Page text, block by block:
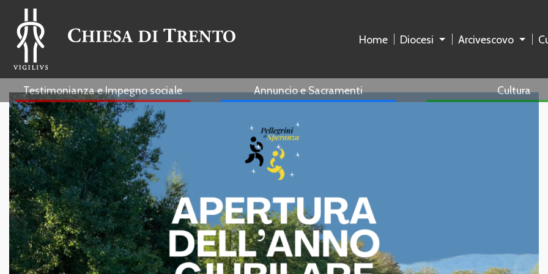
Home Diocesi Arcivescovo
Testimonianza e Impegno sociale Annuncio e Sacramenti Cultura